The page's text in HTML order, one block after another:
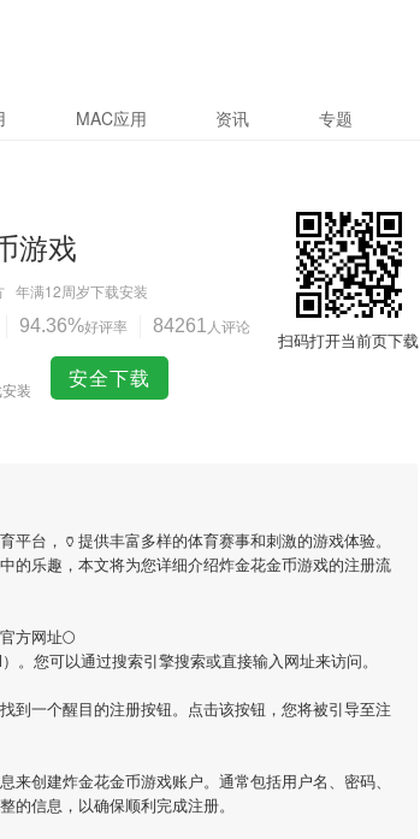
MAC应用 资讯 专题
游戏
年满12周岁下载安装
94.36%好评率 84261 人评论
装
安全下载
扫码打开当前页下载
平台，🏺提供丰富多样的体育赛事和刺激的游戏体验。
的乐趣，本文将为您详细介绍炸金花金币游戏的注册流
方网址🌕
。您可以通过搜索引擎搜索或直接输入网址来访问。
到一个醒目的注册按钮。点击该按钮，您将被引导至注
来创建炸金花金币游戏账户。通常包括用户名、密码、
的信息，以确保顺利完成注册。